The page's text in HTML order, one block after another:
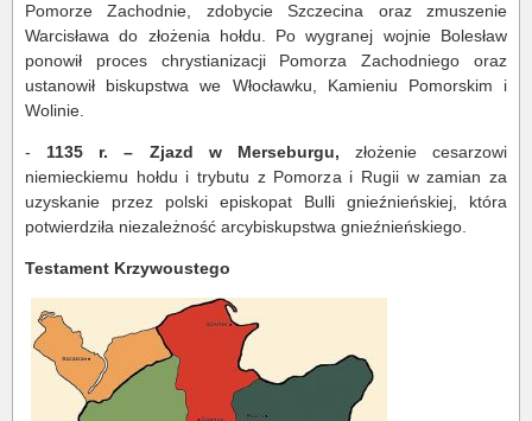
Pomorze Zachodnie, zdobycie Szczecina oraz zmuszenie
Warcisława do złożenia hołdu. Po wygranej wojnie Bolesław
ponowił proces chrystianizacji Pomorza Zachodniego oraz
ustanowił biskupstwa we Włocławku, Kamieniu Pomorskim i
Wolinie.
- 1135 r. – Zjazd w Merseburgu, złożenie cesarzowi
niemieckiemu hołdu i trybutu z Pomorza i Rugii w zamian za
uzyskanie przez polski episkopat Bulli gnieźnieńskiej, która
potwierdziła niezależność arcybiskupstwa gnieźnieńskiego.
Testament Krzywoustego